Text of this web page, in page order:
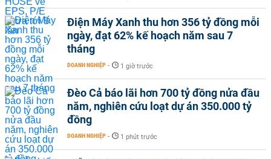
Điện Máy Xanh thu hơn 356 tỷ đồng mỗi
ngày, đạt 62% kế hoạch năm sau 7
tháng
DOANH NGHIỆP - 1 giờ trước
Đèo Cả báo lãi hơn 700 tỷ đồng nửa đầu
năm, nghiên cứu loạt dự án 350.000 tỷ
đồng
DOANH NGHIỆP - 1 phút trước